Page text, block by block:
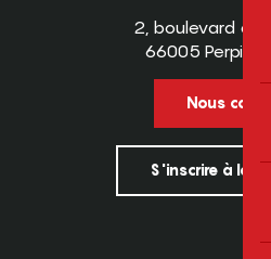
2, boulevard
66005
Nous
S'inscrire à la